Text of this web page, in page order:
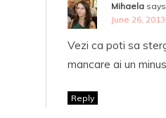
Mihaela
June 26,
Vezi ca poti sa
mancare ai un
Reply